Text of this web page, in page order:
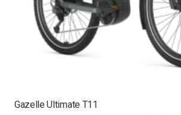
Gazelle Ultimate T11